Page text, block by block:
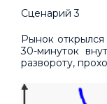
Сценарий 3
Рынок открылся
30-минуток
развороту,